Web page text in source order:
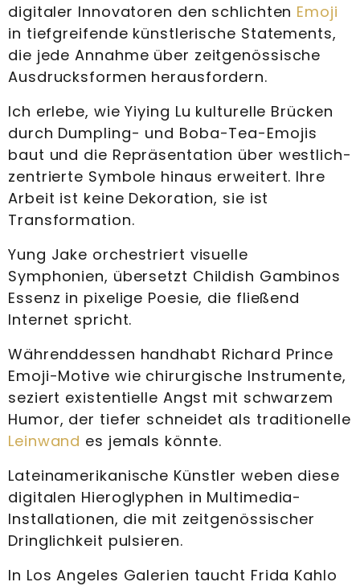
digitaler Innovatoren den schlichten Emoji
in tiefgreifende künstlerische Statements,
die jede Annahme über zeitgenössische
Ausdrucksformen herausfordern.
Ich erlebe, wie Yiying Lu kulturelle Brücken
durch Dumpling- und Boba-Tea-Emojis
baut und die Repräsentation über westlich-
zentrierte Symbole hinaus erweitert. Ihre
Arbeit ist keine Dekoration, sie ist
Transformation.
Yung Jake orchestriert visuelle
Symphonien, übersetzt Childish Gambinos
Essenz in pixelige Poesie, die fließend
Internet spricht.
Währenddessen handhabt Richard Prince
Emoji-Motive wie chirurgische Instrumente,
seziert existentielle Angst mit schwarzem
Humor, der tiefer schneidet als traditionelle
Leinwand es jemals könnte.
Lateinamerikanische Künstler weben diese
digitalen Hieroglyphen in Multimedia-
Installationen, die mit zeitgenössischer
Dringlichkeit pulsieren.
In Los Angeles Galerien taucht Frida Kahlo